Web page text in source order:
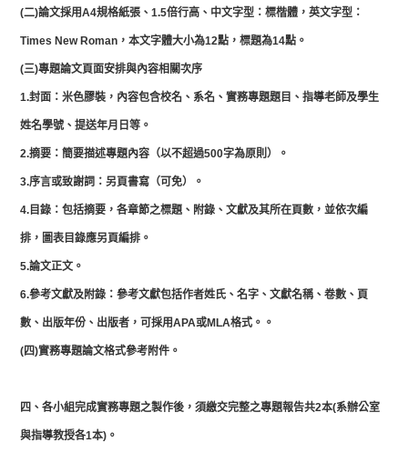
(二)論文採用A4規格紙張、1.5倍行高、中文字型：標楷體，英文字型：
Times New Roman，本文字體大小為12點，標題為14點。
(三)專題論文頁面安排與內容相關次序
1.封面：米色膠裝，內容包含校名、系名、實務專題題目、指導老師及學生
姓名學號、提送年月日等。
2.摘要：簡要描述專題內容（以不超過500字為原則）。
3.序言或致謝詞：另頁書寫（可免）。
4.目錄：包括摘要，各章節之標題、附錄、文獻及其所在頁數，並依次編
排，圖表目錄應另頁編排。
5.論文正文。
6.參考文獻及附錄：參考文獻包括作者姓氏、名字、文獻名稱、卷數、頁
數、出版年份、出版者，可採用APA或MLA格式。。
(四)實務專題論文格式參考附件。
四、各小組完成實務專題之製作後，須繳交完整之專題報告共2本(系辦公室
與指導教授各1本)。